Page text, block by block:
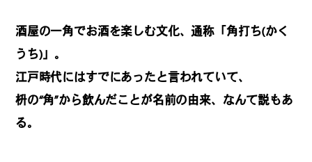
#パイセンの行きつけにつ
#札幌来たら、まずはココ
酒屋の一角でお酒を楽しむ文化、通称「角打ち(かく
うち)」。
江戸時代にはすでにあったと言われていて、
枡の“角”から飲んだことが名前の由来、なんて説もあ
る。